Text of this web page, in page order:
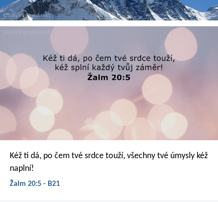
Kéž ti dá, po čem tvé srdce touží, všechny tvé úmysly kéž
naplní!
Žalm 20:5 - B21